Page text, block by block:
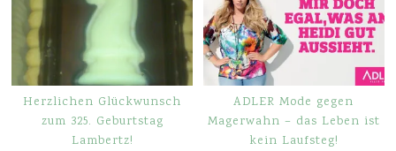
Herzlichen Glückwunsch
zum 325. Geburtstag
Lambertz!
ADLER Mode gegen
Magerwahn – das Leben ist
kein Laufsteg!